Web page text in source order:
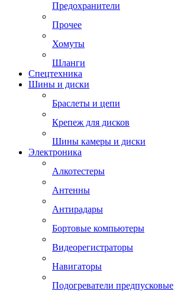
Предохранители
Прочее
Хомуты
Шланги
Спецтехника
Шины и диски
Браслеты и цепи
Крепеж для дисков
Шины камеры и диски
Электроника
Алкотестеры
Антенны
Антирадары
Бортовые компьютеры
Видеорегистраторы
Навигаторы
Подогреватели предпусковые